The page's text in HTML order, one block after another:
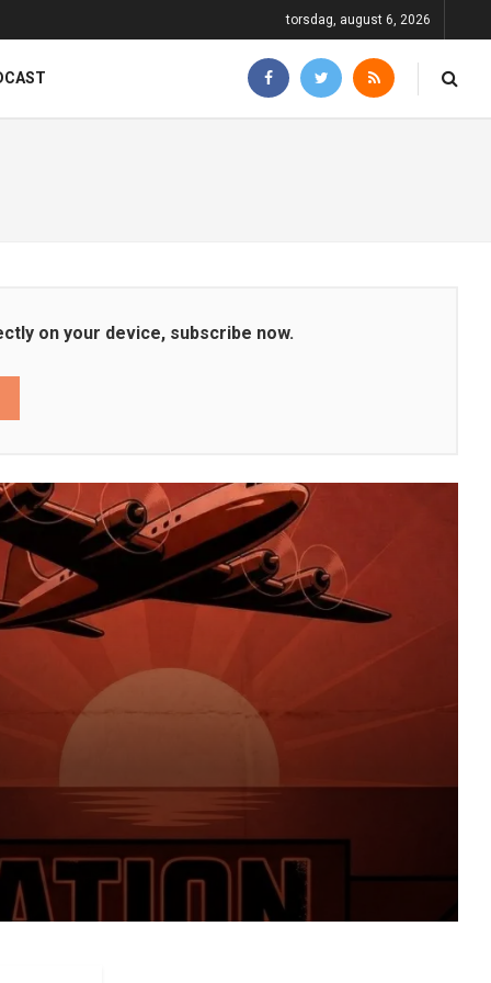
torsdag, august 6, 2026
on your device, subscribe now.